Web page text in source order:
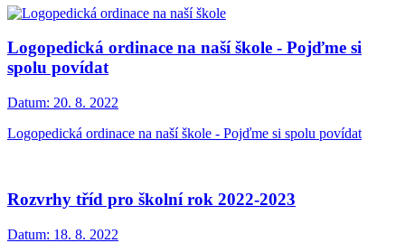
Logopedická ordinace na naší škole - Pojďme si
spolu povídat
Datum: 20. 8. 2022
Logopedická ordinace na naší škole - Pojďme si spolu povídat
Rozvrhy tříd pro školní rok 2022-2023
Datum: 18. 8. 2022